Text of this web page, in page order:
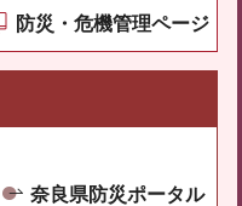
防災・危機管理ページ
奈良県防災ポータル